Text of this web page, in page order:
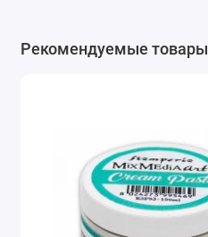
Рекомендуемые товары